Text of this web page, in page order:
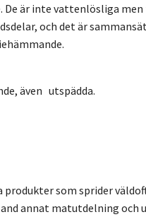
är inte vattenlösliga
och det är
även utspädda.
som sprider
annat matutdelning och